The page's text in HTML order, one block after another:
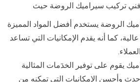
تركيب سيراميك الروضة حيث
الروضة يستخدم أفضل المواد المميزة
كما أنه يقدم الإمكانيات التي تساعد
يقوم على توفير الخدَمات المثالية
وأحسن الإمكانيات التي تمكنه من